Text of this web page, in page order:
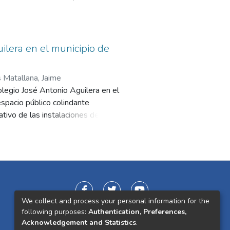
ventilación cruzada,
mejorando la habitabilidad y
en el municipio de
Matallana, Jaime
José Antonio Aguilera en el
público colindante
de las instalaciones debido a
lejos de su comunidad.
educativo y comunitario
de vida. Se espera que
similares en la región.
We collect and process your personal information for the
following purposes: Authentication, Preferences,
Acknowledgement and Statistics.